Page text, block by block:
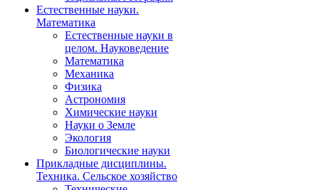
Естественные науки.
Математика
Естественные науки в
целом. Науковедение
Математика
Механика
Физика
Астрономия
Химические науки
Науки о Земле
Экология
Биологические науки
Прикладные дисциплины.
Техника. Сельское хозяйство